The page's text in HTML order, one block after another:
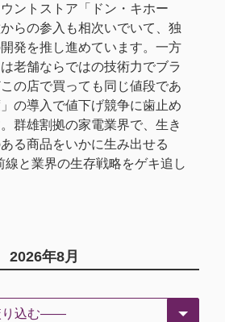
ントストア「ドン・キホー
らの参入も相次いでいて、独
発を推し進めています。一方
老舗ならではの技術力でブラ
の店で買っても同じ値段であ
の導入で値下げ競争に歯止め
群雄割拠の家電業界で、生き
る商品をいかに生み出せる
線と業界の生存戦略をゲキ追し
2026年8月